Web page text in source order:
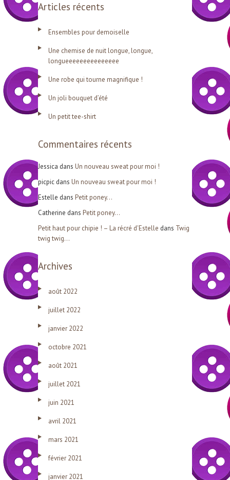
c
h
c
e
r
Articles récents
Ensembles pour demoiselle
Une chemise de nuit longue, longue,
longueeeeeeeeeeeeeee
Une robe qui tourne magnifique !
Un joli bouquet d’été
Un petit tee-shirt
Commentaires récents
Jessica dans Un nouveau sweat pour moi !
picpic dans Un nouveau sweat pour moi !
Estelle dans Petit poney…
Catherine dans Petit poney…
Petit haut pour chipie ! – La récré d'Estelle dans Twig
twig twig…
Archives
août 2022
juillet 2022
janvier 2022
octobre 2021
août 2021
juillet 2021
juin 2021
avril 2021
mars 2021
février 2021
janvier 2021